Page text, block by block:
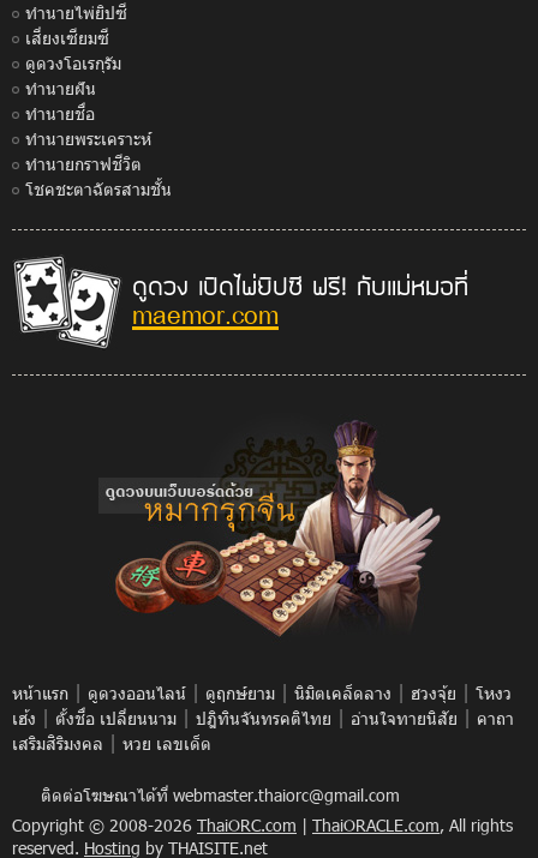
ทำนายไพ่ยิปซี
เสี่ยงเซียมซี
ดูดวงโอเรกุรัม
ทำนายฝัน
ทำนายชื่อ
ทำนายพระเคราะห์
ทำนายกราฟชีวิต
โชคชะตาฉัตรสามชั้น
ดูดวง เปิดไพ่ยิปซี ฟรี! กับแม่หมอที่
maemor.com
หน้าแรก | ดูดวงออนไลน์ | ดูฤกษ์ยาม | นิมิตเคล็ดลาง | ฮวงจุ้ย | โหงว
เฮ้ง | ตั้งชื่อ เปลี่ยนนาม | ปฎิทินจันทรคติไทย | อ่านใจทายนิสัย | คาถา
เสริมสิริมงคล | หวย เลขเด็ด
ติดต่อโฆษณาได้ที่ webmaster.thaiorc@gmail.com
Copyright © 2008-2026 ThaiORC.com | ThaiORACLE.com, All rights
reserved. Hosting by THAISITE.net